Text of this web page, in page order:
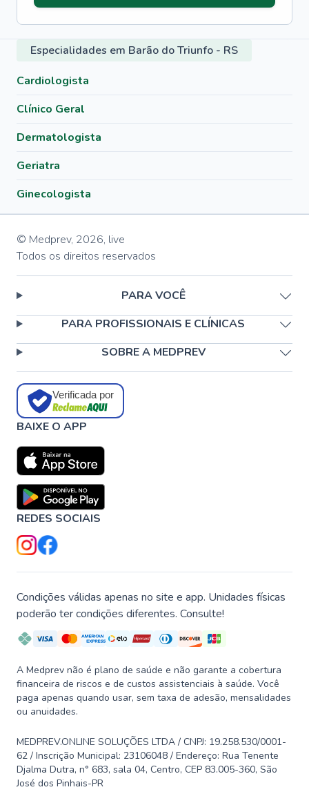
Especialidades em Barão do Triunfo - RS
Cardiologista
Clínico Geral
Dermatologista
Geriatra
Ginecologista
© Medprev, 2026, live
Todos os direitos reservados
PARA VOCÊ
PARA PROFISSIONAIS E CLÍNICAS
SOBRE A MEDPREV
Verificada por
BAIXE O APP
REDES SOCIAIS
Condições válidas apenas no site e app. Unidades físicas
poderão ter condições diferentes. Consulte!
A Medprev não é plano de saúde e não garante a cobertura
financeira de riscos e de custos assistenciais à saúde. Você
paga apenas quando usar, sem taxa de adesão, mensalidades
ou anuidades.
MEDPREV.ONLINE SOLUÇÕES LTDA / CNPJ: 19.258.530/0001-
62 / Inscrição Municipal: 23106048 / Endereço: Rua Tenente
Djalma Dutra, n° 683, sala 04, Centro, CEP 83.005-360, São
José dos Pinhais-PR